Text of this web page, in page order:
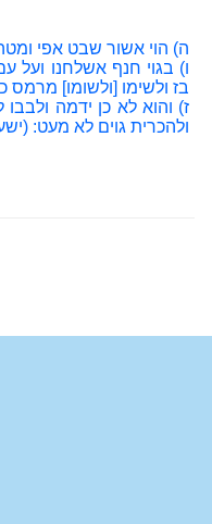
ה) הוי אשור שבט אפי
ו) בגוי חנף אשלחנו ועל
בז ולשימו [ולשומו] מרמס
ז) והוא לא כן ידמה
ולהכרית גוים לא מעט: